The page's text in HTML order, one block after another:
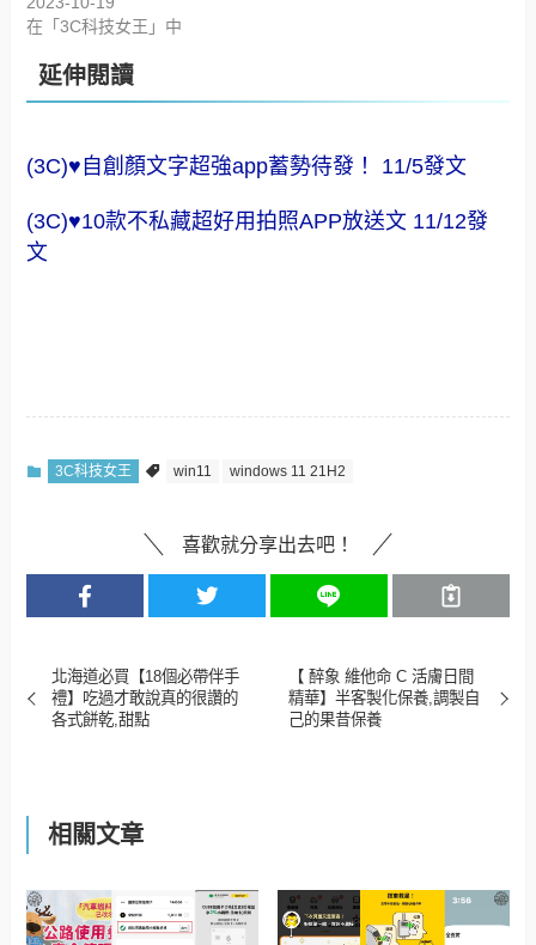
在「3C科技女王」中
延伸閱讀
(3C)♥自創顏文字超強app蓄勢待發！ 11/5發文
(3C)♥10款不私藏超好用拍照APP放送文 11/12發
文
3C科技女王 win11 windows 11 21H2
喜歡就分享出去吧！
北海道必買【18個必帶伴手
禮】吃過才敢說真的很讚的
各式餅乾,甜點
【 醉象 維他命 C 活膚日間
精華】半客製化保養,調製自
己的果昔保養
相關文章